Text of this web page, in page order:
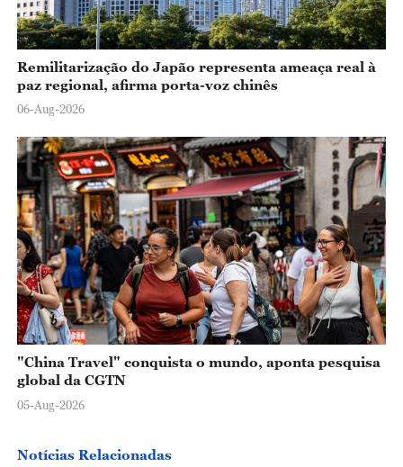
Remilitarização do Japão representa ameaça real à
paz regional, afirma porta-voz chinês
06-Aug-2026
"China Travel" conquista o mundo, aponta pesquisa
global da CGTN
05-Aug-2026
Notícias Relacionadas